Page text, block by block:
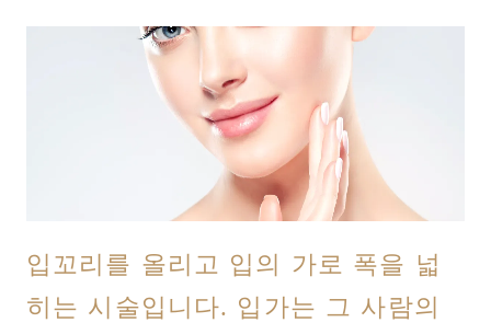
입꼬리를 올리고 입의 가로 폭을 넓
히는 시술입니다. 입가는 그 사람의